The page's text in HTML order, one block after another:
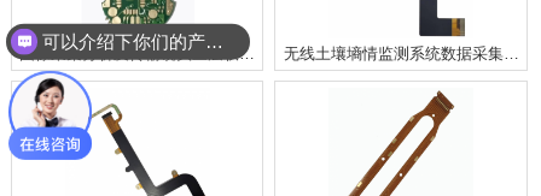
图像采集分析及传输镜头三层软硬
结合线路板模块
无线土壤墒情监测系统数据采集柔
性线路板模块
可以介绍下你们的产品么